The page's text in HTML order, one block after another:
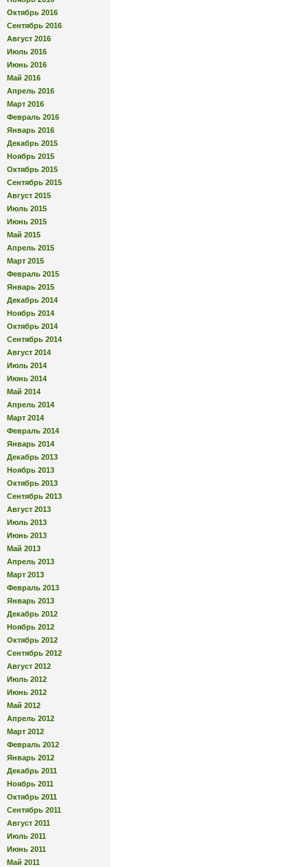
Октябрь 2016
Сентябрь 2016
Август 2016
Июль 2016
Июнь 2016
Май 2016
Апрель 2016
Март 2016
Февраль 2016
Январь 2016
Декабрь 2015
Ноябрь 2015
Октябрь 2015
Сентябрь 2015
Август 2015
Июль 2015
Июнь 2015
Май 2015
Апрель 2015
Март 2015
Февраль 2015
Январь 2015
Декабрь 2014
Ноябрь 2014
Октябрь 2014
Сентябрь 2014
Август 2014
Июль 2014
Июнь 2014
Май 2014
Апрель 2014
Март 2014
Февраль 2014
Январь 2014
Декабрь 2013
Ноябрь 2013
Октябрь 2013
Сентябрь 2013
Август 2013
Июль 2013
Июнь 2013
Май 2013
Апрель 2013
Март 2013
Февраль 2013
Январь 2013
Декабрь 2012
Ноябрь 2012
Октябрь 2012
Сентябрь 2012
Август 2012
Июль 2012
Июнь 2012
Май 2012
Апрель 2012
Март 2012
Февраль 2012
Январь 2012
Декабрь 2011
Ноябрь 2011
Октябрь 2011
Сентябрь 2011
Август 2011
Июль 2011
Июнь 2011
Май 2011